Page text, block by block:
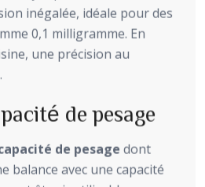
inégalée, idéale pour des
0,1 milligramme. En
une précision au
de pesage
de pesage dont
balance avec une capacité